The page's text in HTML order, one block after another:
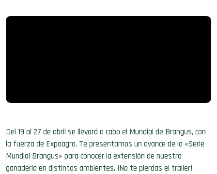
Del 19 al 27 de abril se llevará a cabo el Mundial de Brangus, con
la fuerza de Expoagro. Te presentamos un avance de la «Serie
Mundial Brangus» para conocer la extensión de nuestra
ganadería en distintos ambientes. ¡No te pierdas el trailer!